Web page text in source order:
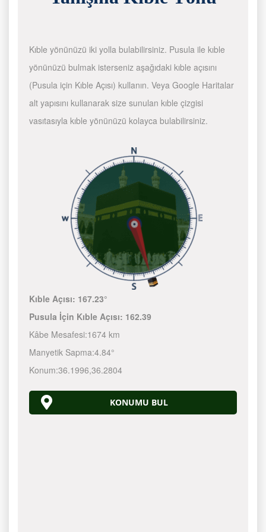
Kıble yönünüzü iki yolla bulabilirsiniz. Pusula ile kıble
yönünüzü bulmak isterseniz aşağıdaki kıble açısını
(Pusula için Kıble Açısı) kullanın. Veya Google Haritalar
alt yapısını kullanarak size sunulan kıble çizgisi
vasıtasıyla kıble yönünüzü kolayca bulabilirsiniz.
Kıble Açısı: 167.23°
Pusula İçin Kıble Açısı: 162.39
Kâbe Mesafesi:1674 km
Manyetik Sapma:4.84°
Konum:36.1996,36.2804
KONUMU BUL